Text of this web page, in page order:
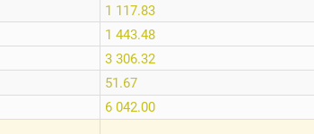
1 117.83
1 443.48
3 306.32
51.67
6 042.00